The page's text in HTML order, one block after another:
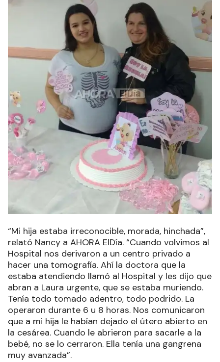
“Mi hija estaba irreconocible, morada, hinchada”,
relató Nancy a AHORA ElDía. “Cuando volvimos al
Hospital nos derivaron a un centro privado a
hacer una tomografía. Ahí la doctora que la
estaba atendiendo llamó al Hospital y les dijo que
abran a Laura urgente, que se estaba muriendo.
Tenía todo tomado adentro, todo podrido. La
operaron durante 6 u 8 horas. Nos comunicaron
que a mi hija le habían dejado el útero abierto en
la cesárea. Cuando le abrieron para sacarle a la
bebé, no se lo cerraron. Ella tenía una gangrena
muy avanzada”.